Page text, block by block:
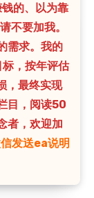
的、以为靠
不要加我。
需求。我的
，按年评估
，最终实现
目，阅读50
者，欢迎加
发送ea说明